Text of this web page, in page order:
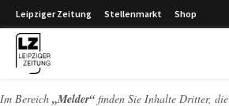
Leipziger Zeitung Stellenmarkt Shop
Im Bereich „Melder“ finden Sie Inhalte Dritter,